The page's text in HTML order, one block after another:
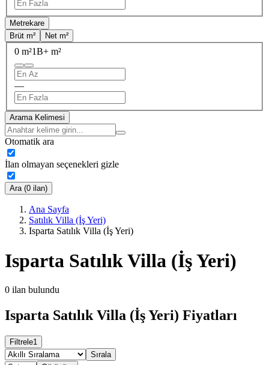
Metrekare
Brüt m²
Net m²
0 m²1B+ m²
—
Arama Kelimesi
Otomatik ara
İlan olmayan seçenekleri gizle
Ara (0 ilan)
Ana Sayfa
Satılık Villa (İş Yeri)
Isparta Satılık Villa (İş Yeri)
Isparta Satılık Villa (İş Yeri)
0 ilan bulundu
Isparta Satılık Villa (İş Yeri) Fiyatları
Filtrele1
Sırala